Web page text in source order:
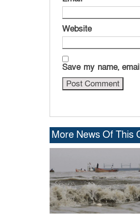
Website
Save my name,
More News Of This